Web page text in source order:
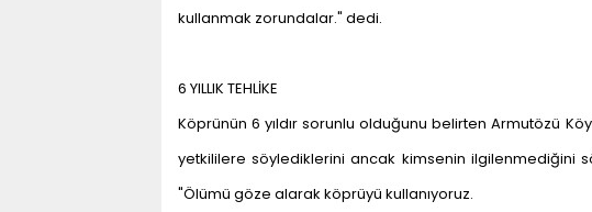
kullanmak zorundalar." dedi.
6 YILLIK TEHLİKE
Köprünün 6 yıldır sorunlu olduğunu belirten Armutözü
yetkililere söylediklerini ancak kimsenin ilgilenmediğini
"Ölümü göze alarak köprüyü kullanıyoruz.